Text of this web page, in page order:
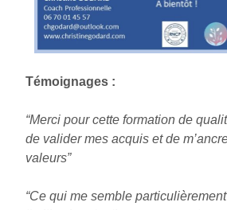
Témoignages :
“Merci pour cette formation de
de valider mes acquis et de
valeurs”
“Ce qui me semble